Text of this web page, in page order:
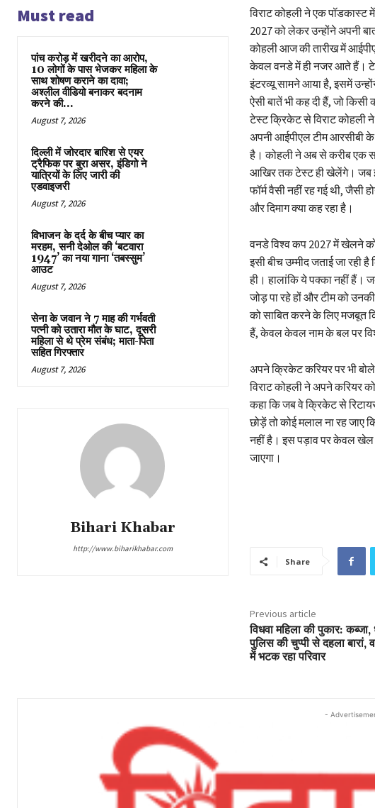
Must read
पांच करोड़ में खरीदने का आरोप,
10 लोगों के पास भेजकर महिला के
साथ शोषण कराने का दावा;
अश्लील वीडियो बनाकर बदनाम
करने की...
August 7, 2026
दिल्ली में जोरदार बारिश से एयर
ट्रैफिक पर बुरा असर, इंडिगो ने
यात्रियों के लिए जारी की
एडवाइजरी
August 7, 2026
विभाजन के दर्द के बीच प्यार का
मरहम, सनी देओल की ‘बटवारा
1947’ का नया गाना ‘तबस्सुम’
आउट
August 7, 2026
सेना के जवान ने 7 माह की गर्भवती
पत्नी को उतारा मौत के घाट, दूसरी
महिला से थे प्रेम संबंध; माता-पिता
सहित गिरफ्तार
August 7, 2026
Bihari Khabar
http://www.biharikhabar.com
विराट कोहली ने एक पॉडकास्ट
2027 को लेकर उन्होंने अपनी
कोहली आज की तारीख में
केवल वनडे में ही नजर आते हैं।
इंटरव्यू सामने आया है, इसमें
ऐसी बातें भी कह दी हैं, जो किसी
टेस्ट क्रिकेट से विराट कोहली ने
अपनी आईपीएल टीम आरसीबी
है। कोहली ने अब से करीब एक
आखिर तक टेस्ट ही खेलेंगे। जब
फॉर्म वैसी नहीं रह गई थी, जैसी
और दिमाग क्या कह रहा है।
वनडे विश्व कप 2027 में खेलने
इसी बीच उम्मीद जताई जा
ही। हालांकि ये पक्का नहीं हैं।
जोड़ पा रहे हों और टीम को
को सा​बित करने के लिए मजबूत
हैं, केवल केवल नाम के बल पर
अपने क्रिकेट करियर पर भी बोले
विराट कोहली ने अपने करियर
कहा कि जब वे क्रिकेट से
छोड़ें तो कोई मलाल ना रह जाए
नहीं है। इस पड़ाव पर केवल खेल
जाएगा।
Share
Previous article
विधवा महिला की पुकार:
पुलिस की चुप्पी से दहला बारां,
में भटक रहा परिवार
-